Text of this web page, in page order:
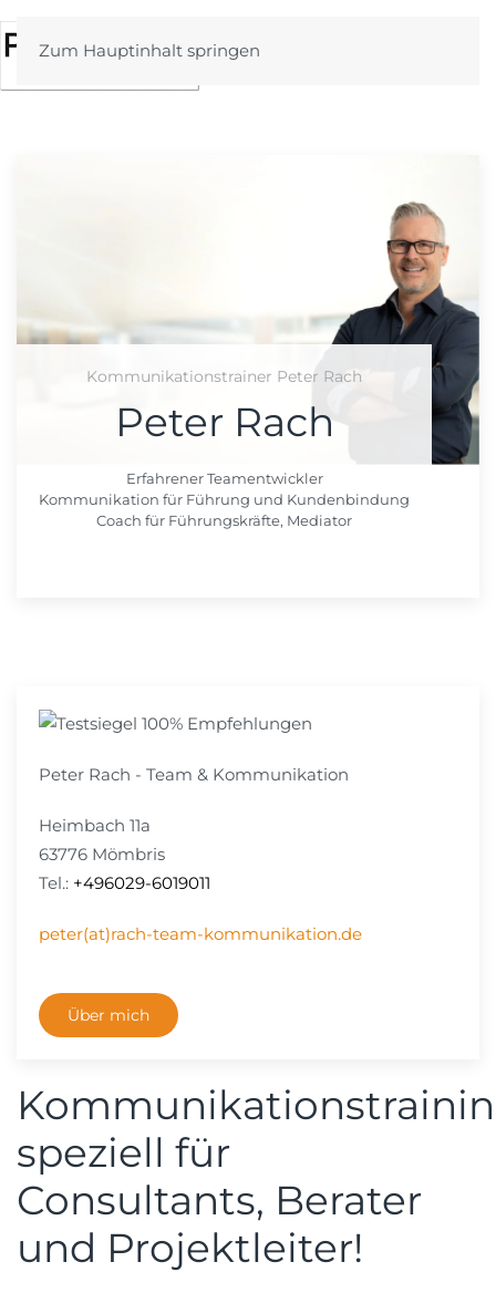
Zum Hauptinhalt springen
Kommunikationstrainer Peter Rach
Peter Rach
Erfahrener Teamentwickler
Kommunikation für Führung und Kundenbindung
Coach für Führungskräfte, Mediator
Peter Rach - Team & Kommunikation
Heimbach 11a
63776 Mömbris
Tel.: +496029-6019011
peter(at)rach-team-kommunikation.de
Über mich
speziell für
Consultants, Berater
und Projektleiter!